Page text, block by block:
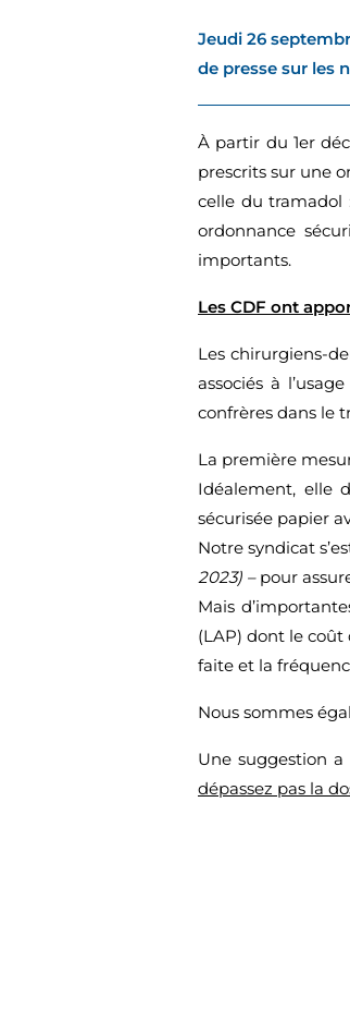
Jeudi 26
de presse sur les
À partir du 1er
prescrits sur une
celle du tramadol
ordonnance
importants.
Les CDF ont
Les chirurgiens-
associés à
confrères dans le
La première
Idéalement, elle
sécurisée papier
Notre syndicat
2023) –pour
Mais
(LAP) dont le
faite et la
Nous sommes
Une suggestion
dépassez pas la